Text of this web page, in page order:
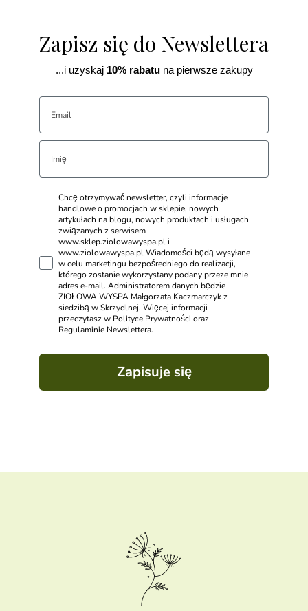
Zapisz się do Newslettera
...i uzyskaj10% rabatuna pierwsze zakupy
Chcę otrzymywać newsletter, czyli informacje
handlowe o promocjach w sklepie, nowych
artykułach na blogu, nowych produktach i usługach
związanych z serwisem
www.sklep.ziolowawyspa.pl i
www.ziolowawyspa.pl Wiadomości będą wysyłane
w celu marketingu bezpośredniego do realizacji,
którego zostanie wykorzystany podany przeze mnie
adres e-mail. Administratorem danych będzie
ZIOŁOWA WYSPA Małgorzata Kaczmarczyk z
siedzibą w Skrzydlnej. Więcej informacji
przeczytasz w Polityce Prywatności oraz
Regulaminie Newslettera.
Zapisuje się